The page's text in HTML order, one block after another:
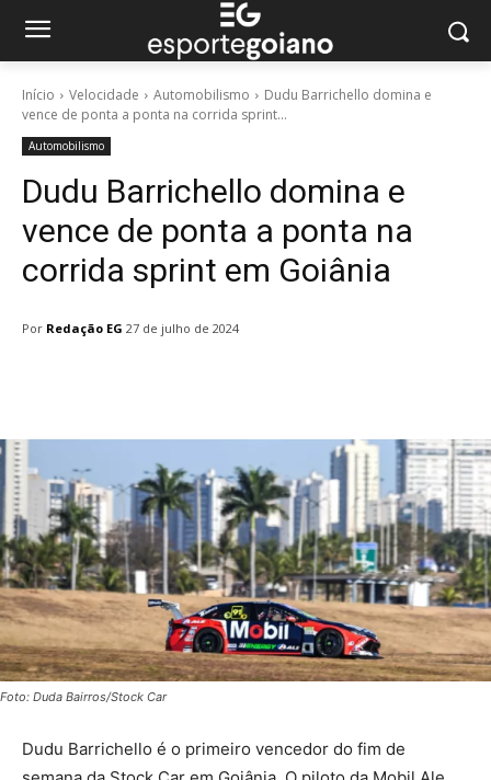
Início Velocidade Automobilismo
Dudu Barrichello domina e
vence de ponta a ponta na corrida sprint...
Automobilismo
Dudu Barrichello domina e
vence de ponta a ponta na
corrida sprint em Goiânia
Por Redação EG 27 de julho de 2024
Foto: Duda Bairros/Stock Car
Dudu Barrichello é o primeiro vencedor do fim de